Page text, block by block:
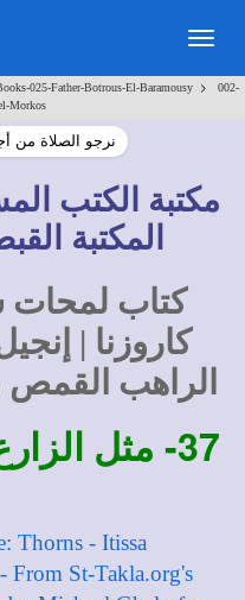
025-Father-Botrous-El-Baramousy>
002-
Morkos
نرجو الصلاة من
مكتبة الكتب
المكتبة
كتاب لمحات
كاروزنا |
الراهب
37- مثل الزارع (مر